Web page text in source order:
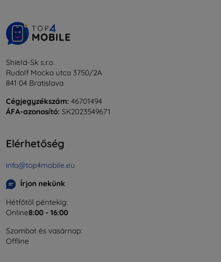
Shield-Sk s.r.o.
Rudolf Mocka utca 3750/2A
841 04 Bratislava
Cégjegyzékszám: 46701494
ÁFA-azonosító: SK2023549671
Elérhetőség
info@top4mobile.eu
Írjon nekünk
Hétfőtől péntekig:
Online8:00 - 16:00
Szombat és vasárnap:
Offline